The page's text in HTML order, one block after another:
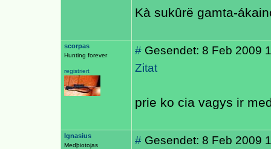
Kà sukûrë gamta-
scorpas
Hunting forever
registriert
# Gesendet: 8 Feb 2009
Zitat
prie ko cia vagys ir
Ignasius
Medþiotojas # Gesendet: 8 Feb 2009